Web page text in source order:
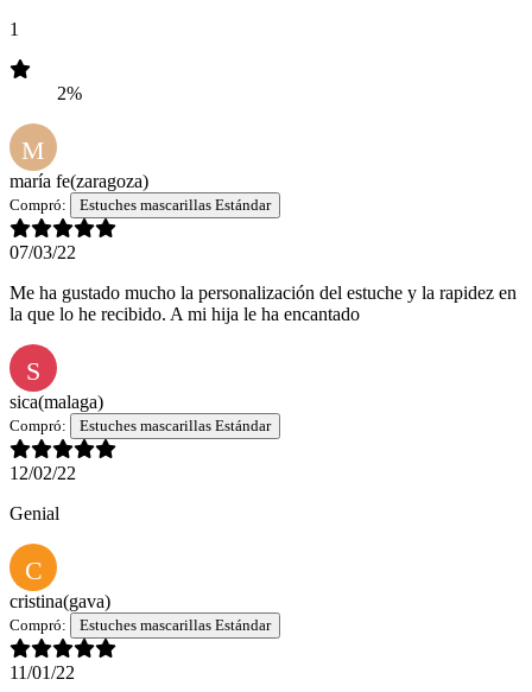
1
2%
M
maría fe(zaragoza)
Compró: Estuches mascarillas Estándar
07/03/22
Me ha gustado mucho la personalización del estuche y la rapidez en
la que lo he recibido. A mi hija le ha encantado
S
sica(malaga)
Compró: Estuches mascarillas Estándar
12/02/22
Genial
C
cristina(gava)
Compró: Estuches mascarillas Estándar
11/01/22